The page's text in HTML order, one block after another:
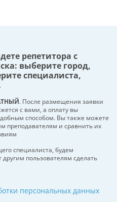
репетитора с
выберите город,
специалиста,
. После размещения заявки
с вами, а оплату вы
способом. Вы также можете
преподавателям и сравнить их
специалиста, будем
пользователям сделать
персональных данных